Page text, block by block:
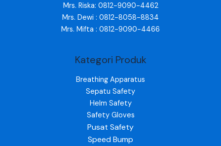
Mrs. Riska: 0812-9090-4462
Mrs. Dewi : 0812-8058-8834
Mrs. Mifta : 0812-9090-4466
Kategori Produk
Breathing Apparatus
Sepatu Safety
Helm Safety
Safety Gloves
Pusat Safety
Speed Bump